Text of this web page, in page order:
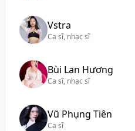
Vstra
Ca sĩ, nhạc sĩ
Bùi Lan Hương
Ca sĩ, nhạc sĩ
Vũ Phụng Tiên
Ca sĩ